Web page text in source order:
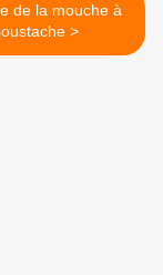
de la mouche à
moustache >